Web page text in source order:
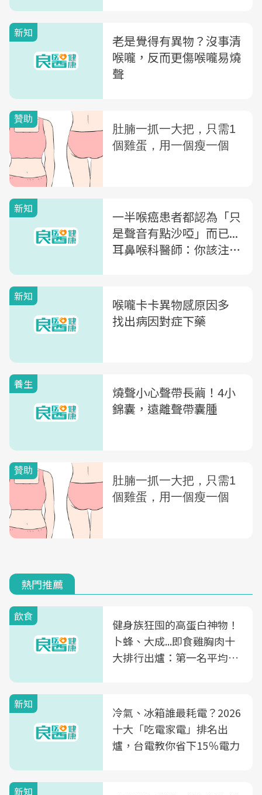
新知
老是覺得有異物？沒事清
喉嚨，反而更傷喉嚨易燒
聲
新知
一半喉癌患者都認為「只
是聲音有點沙啞」而已...
耳鼻喉科醫師：你該注意
新知
喉嚨卡卡異物感原因多
找出病因對症下藥
養生
燒聲小心聲帶長繭！4小
錦囊，遠離聲帶囊腫
熱門推薦
飲食
健身族狂囤的高蛋白神物！
卜蜂、大成...即食雞胸肉十
大排行出爐：第一名平均一
新知
冷氣、冰箱誰最耗電？2026
十大「吃電家電」排名出
爐，台電教你省下15％電力
新知